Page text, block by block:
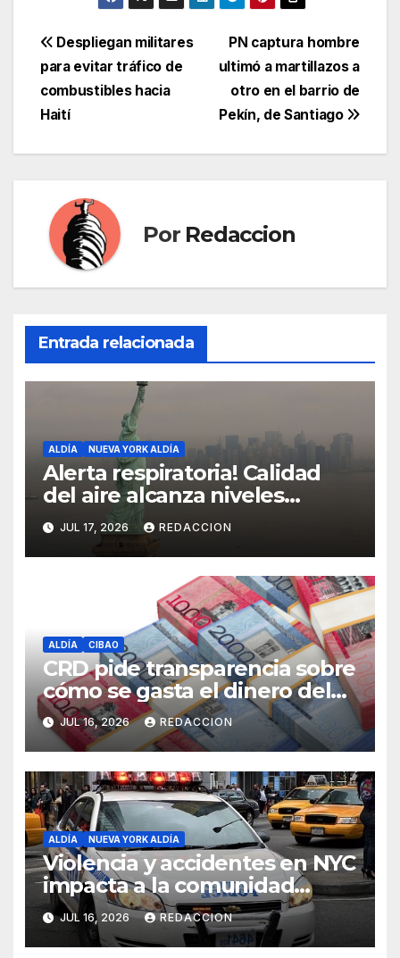
Navegación
de
entradas
PN captura hombre
ultimó a martillazos a
otro en el barrio de
Pekín, de Santiago
Despliegan militares
para evitar tráfico de
combustibles hacia
Haití
Por Redaccion
Entrada relacionada
ALDÍA NUEVA YORK ALDÍA
Alerta respiratoria! Calidad
del aire alcanza niveles
peligrosos en NYC
JUL 17, 2026 REDACCION
ALDÍA CIBAO
CRD pide transparencia sobre
cómo se gasta el dinero del
Seguro Familiar de Salud
JUL 16, 2026 REDACCION
ALDÍA NUEVA YORK ALDÍA
Violencia y accidentes en NYC
impacta a la comunidad
dominicana
JUL 16, 2026 REDACCION